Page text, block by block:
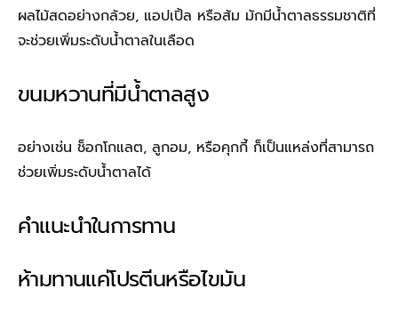
ผลไม้สดอย่างกล้วย, แอปเปิ้ล หรือส้ม มักมีน้ำตาลธรรมชาติที่
จะช่วยเพิ่มระดับน้ำตาลในเลือด
ขนมหวานที่มีน้ำตาลสูง
อย่างเช่น ช็อกโกแลต, ลูกอม, หรือคุกกี้ ก็เป็นแหล่งที่สามารถ
ช่วยเพิ่มระดับน้ำตาลได้
คำแนะนำในการทาน
ห้ามทานแค่โปรตีนหรือไขมัน